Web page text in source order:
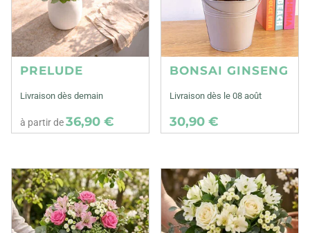
PRELUDE
Livraison dès demain
à partir de36,90 €
BONSAI GINSENG
Livraison dès le 08 août
30,90 €